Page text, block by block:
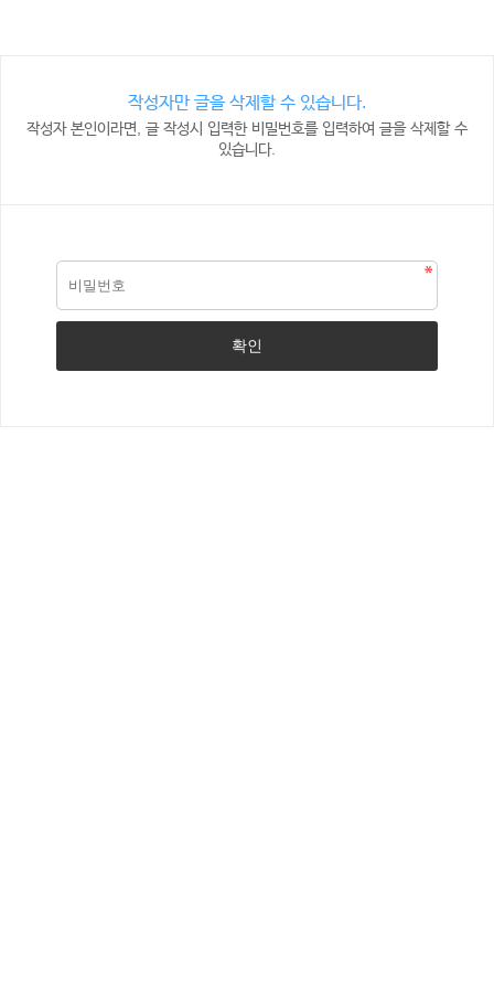
작성자만 글을 삭제할 수 있습니다.
작성자 본인이라면, 글 작성시 입력한 비밀번호를 입력하여 글을 삭제할 수
있습니다.